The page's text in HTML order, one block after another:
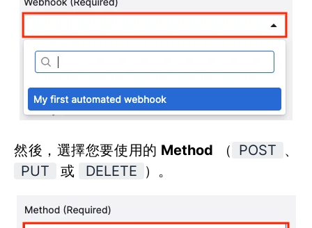
然後，選擇您要使用的 Method （ POST 、
PUT
或 DELETE ）。